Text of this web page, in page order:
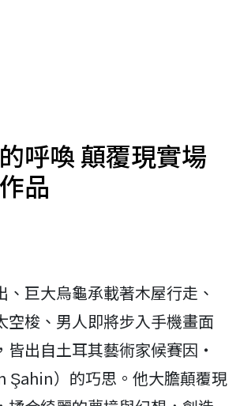
呼喚 顛覆現實場
品
、巨大烏龜承載著木屋行走、
空梭、男人即將步入手機畫面
皆出自土耳其藝術家候賽因‧
Şahin）的巧思。他大膽顛覆現